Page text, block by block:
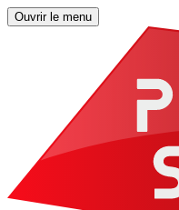
Ouvrir le menu